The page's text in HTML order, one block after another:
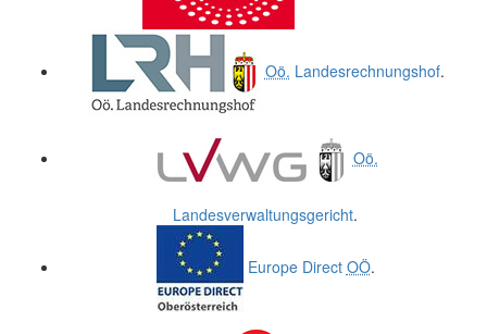
Oö. Landesrechnungshof.
Oö.
Landesverwaltungsgericht.
Europe Direct OÖ.